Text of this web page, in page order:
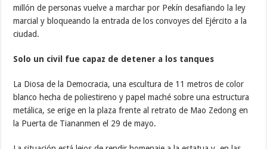
millón de personas vuelve a marchar por Pekín desafiando la ley
marcial y bloqueando la entrada de los convoyes del Ejército a la
ciudad.
Solo un civil fue capaz de detener a los tanques
La Diosa de la Democracia, una escultura de 11 metros de color
blanco hecha de poliestireno y papel maché sobre una estructura
metálica, se erige en la plaza frente al retrato de Mao Zedong en
la Puerta de Tiananmen el 29 de mayo.